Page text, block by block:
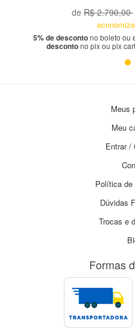
de R$ 2.790,00
economize
5% de descontono boleto ou
descontono pix ou pix
Meus
Meu
Entrar /
Política de
Dúvidas
Trocas e
Formas